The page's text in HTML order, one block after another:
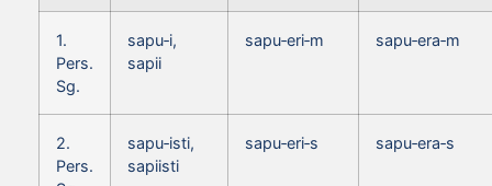
1.
Pers.
Sg.
sapu‑i,
sapii
sapu‑eri‑m sapu‑era‑m
2.
Pers.
sapu‑isti,
sapiisti
sapu‑eri‑s sapu‑era‑s